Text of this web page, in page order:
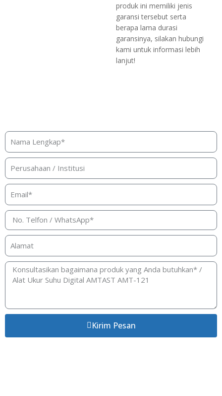
produk ini memiliki jenis
garansi tersebut serta
berapa lama durasi
garansinya, silakan hubungi
kami untuk informasi lebih
lanjut!
Kirim Pesan